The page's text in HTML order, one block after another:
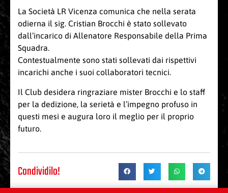
La Società LR Vicenza comunica che nella serata
odierna il sig. Cristian Brocchi è stato sollevato
dall’incarico di Allenatore Responsabile della Prima
Squadra.
Contestualmente sono stati sollevati dai rispettivi
incarichi anche i suoi collaboratori tecnici.
Il Club desidera ringraziare mister Brocchi e lo staff
per la dedizione, la serietà e l’impegno profuso in
questi mesi e augura loro il meglio per il proprio
futuro.
Condividilo!